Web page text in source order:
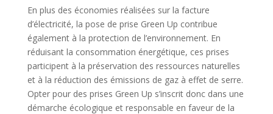
En plus des économies réalisées sur la facture
d’électricité, la pose de prise Green Up contribue
également à la protection de l’environnement. En
réduisant la consommation énergétique, ces prises
participent à la préservation des ressources naturelles
et à la réduction des émissions de gaz à effet de serre.
Opter pour des prises Green Up s’inscrit donc dans une
démarche écologique et responsable en faveur de la